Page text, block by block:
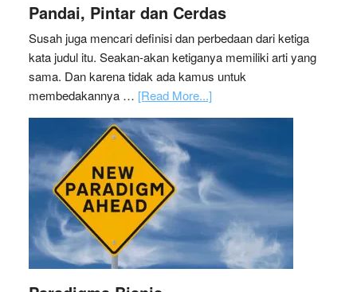
Pandai, Pintar dan Cerdas
Susah juga mencari definisi dan perbedaan dari ketiga
kata judul itu. Seakan-akan ketiganya memiliki arti yang
sama. Dan karena tidak ada kamus untuk
membedakannya … [Read More...]